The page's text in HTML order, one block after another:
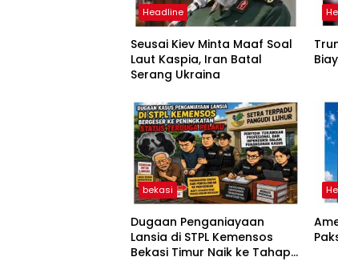
Headline
Seusai Kiev Minta Maaf Soal
Laut Kaspia, Iran Batal
Serang Ukraina
bekasi
Dugaan Penganiayaan
Lansia di STPL Kemensos
Bekasi Timur Naik ke Tahap